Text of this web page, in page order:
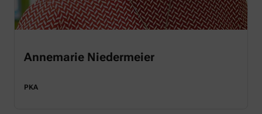
Annemarie Niedermeier
PKA